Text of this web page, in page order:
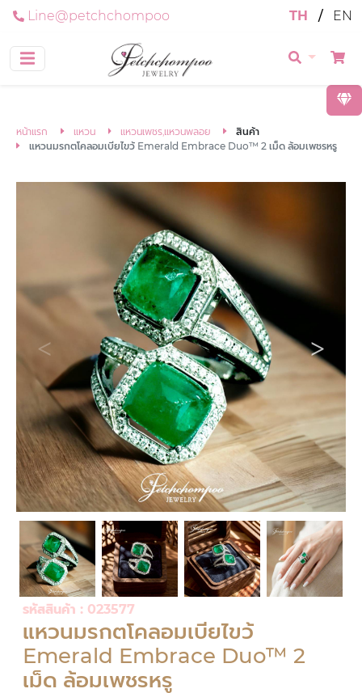
Line@petchchompoo TH / EN
หน้าแรก แหวน แหวนเพชร,แหวนพลอย
สินค้า
แหวนมรกตโคลอมเบียไขว้ Emerald Embrace Duo™ 2 เม็ด ล้อมเพชรหรู
รหัสสินค้า : 023577
แหวนมรกตโคลอมเบียไขว้
Emerald Embrace Duo™ 2
เม็ด ล้อมเพชรหรู